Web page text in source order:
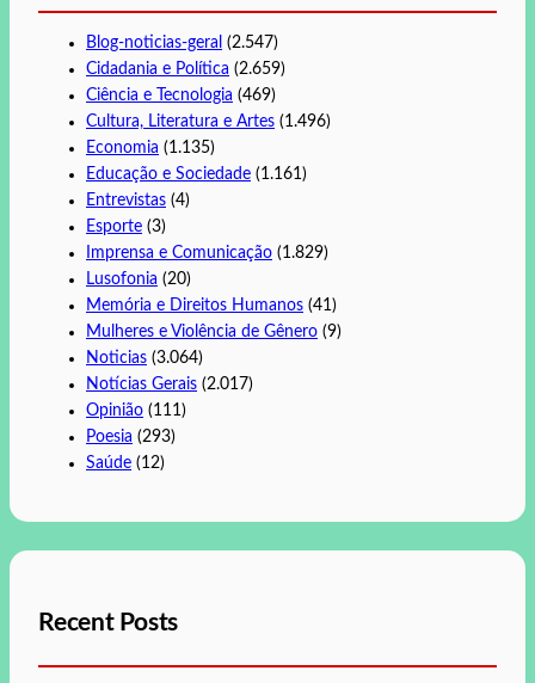
Blog-noticias-geral (2.547)
Cidadania e Política (2.659)
Ciência e Tecnologia (469)
Cultura, Literatura e Artes (1.496)
Economia (1.135)
Educação e Sociedade (1.161)
Entrevistas (4)
Esporte (3)
Imprensa e Comunicação (1.829)
Lusofonia (20)
Memória e Direitos Humanos (41)
Mulheres e Violência de Gênero (9)
Noticias (3.064)
Notícias Gerais (2.017)
Opinião (111)
Poesia (293)
Saúde (12)
Recent Posts